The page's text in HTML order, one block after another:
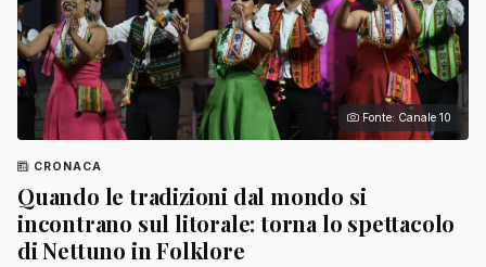
Fonte: Canale 10
CRONACA
Quando le tradizioni dal mondo si
incontrano sul litorale: torna lo spettacolo
di Nettuno in Folklore